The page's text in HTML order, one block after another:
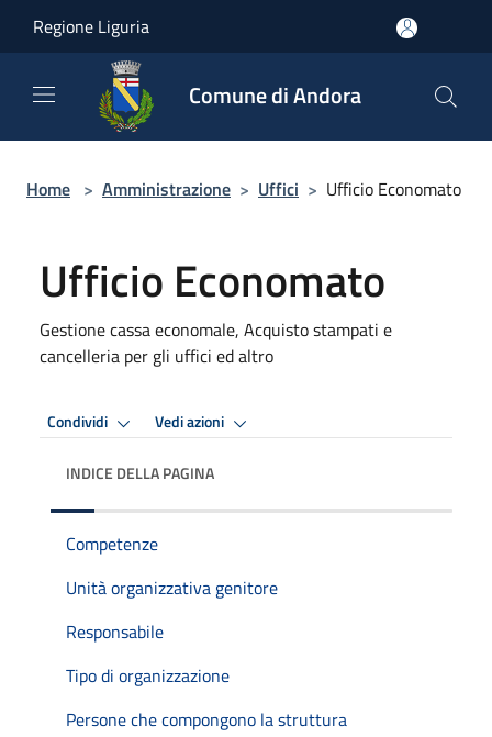
Regione Liguria
Comune di Andora
Home > Amministrazione > Uffici > Ufficio Economato
Ufficio Economato
Gestione cassa economale, Acquisto stampati e
cancelleria per gli uffici ed altro
Condividi Vedi azioni
INDICE DELLA PAGINA
Competenze
Unità organizzativa genitore
Responsabile
Tipo di organizzazione
Persone che compongono la struttura